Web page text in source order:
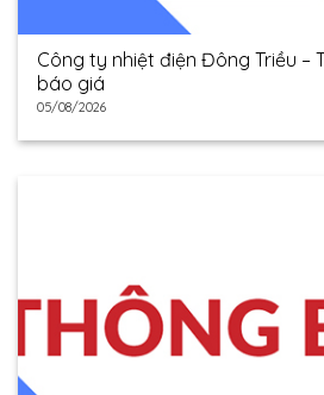
Công ty nhiệt điện Đông Triều –
báo giá
05/08/2026